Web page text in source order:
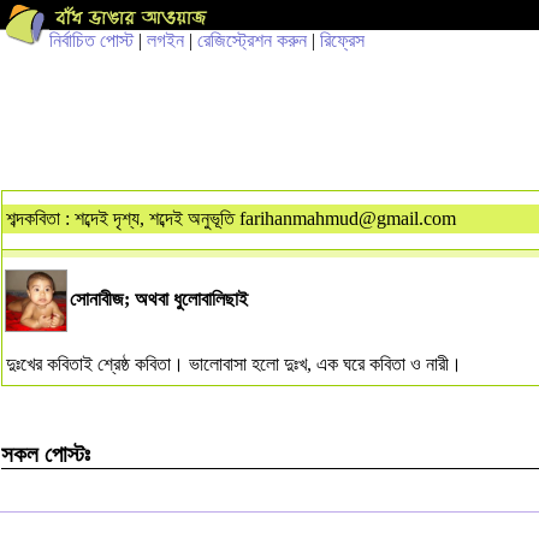
নির্বাচিত পোস্ট| লগইন | রেজিস্ট্রেশন করুন | রিফ্রেস
শব্দকবিতা : শব্দেই দৃশ্য, শব্দেই অনুভূতিfarihanmahmud@gmail.com
সোনাবীজ; অথবা ধুলোবালিছাই
দুঃখের কবিতাই শ্রেষ্ঠ কবিতা। ভালোবাসা হলো দুঃখ, এক ঘরে কবিতা ও নারী।
সকল পোস্টঃ